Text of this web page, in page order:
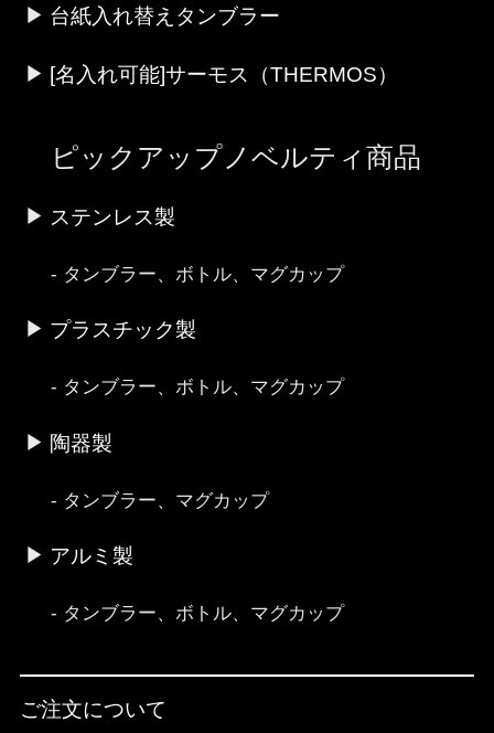
台紙入れ替えタンブラー
[名入れ可能]サーモス（THERMOS）
ピックアップノベルティ商品
ステンレス製
タンブラー、ボトル、マグカップ
プラスチック製
タンブラー、ボトル、マグカップ
陶器製
タンブラー、マグカップ
アルミ製
タンブラー、ボトル、マグカップ
ご注文について